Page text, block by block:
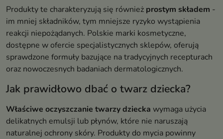
Produkty te charakteryzują się również prostym składem -
im mniej składników, tym mniejsze ryzyko wystąpienia
reakcji niepożądanych. Polskie marki kosmetyczne,
dostępne w ofercie specjalistycznych sklepów, oferują
sprawdzone formuły bazujące na tradycyjnych recepturach
oraz nowoczesnych badaniach dermatologicznych.
Jak prawidłowo dbać o twarz dziecka?
Właściwe oczyszczanie twarzy dziecka wymaga użycia
delikatnych emulsji lub płynów, które nie naruszają
naturalnej ochrony skóry. Produkty do mycia powinny